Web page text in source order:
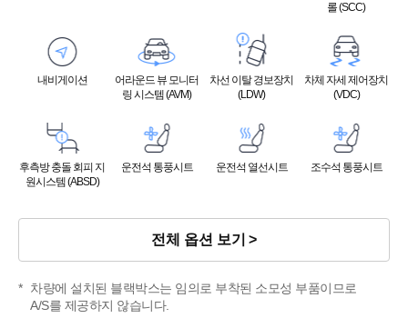
롤 (SCC)
내비게이션
어라운드 뷰 모니터
링 시스템 (AVM)
차선 이탈 경보장치
(LDW)
차체 자세 제어장치
(VDC)
후측방 충돌 회피 지
원시스템 (ABSD)
운전석 통풍시트 운전석 열선시트 조수석 통풍시트
전체 옵션 보기
차량에 설치된 블랙박스는 임의로 부착된 소모성 부품이므로
A/S를 제공하지 않습니다.